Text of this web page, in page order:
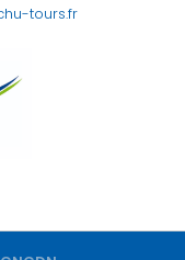
tours.fr